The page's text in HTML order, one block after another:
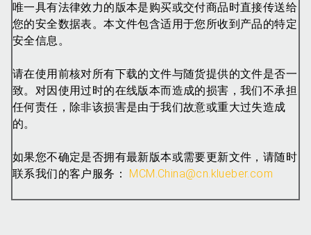
唯一具有法律效力的版本是购买或交付商品时直接传送给
您的安全数据表。本文件包含适用于您所收到产品的特定
安全信息。
请在使用前核对所有下载的文件与随货提供的文件是否一
致。对因使用过时的在线版本而造成的损害，我们不承担
任何责任，除非该损害是由于我们故意或重大过失造成
的。
如果您不确定是否拥有最新版本或需要更新文件，请随时
联系我们的客户服务： MCM.China@cn.klueber.com